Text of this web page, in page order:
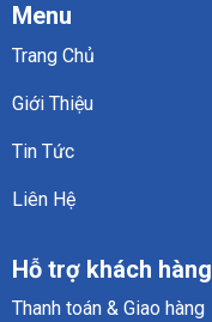
Menu
Trang Chủ
Giới Thiệu
Tin Tức
Liên Hệ
Hỗ trợ khách hàng
Thanh toán & Giao hàng